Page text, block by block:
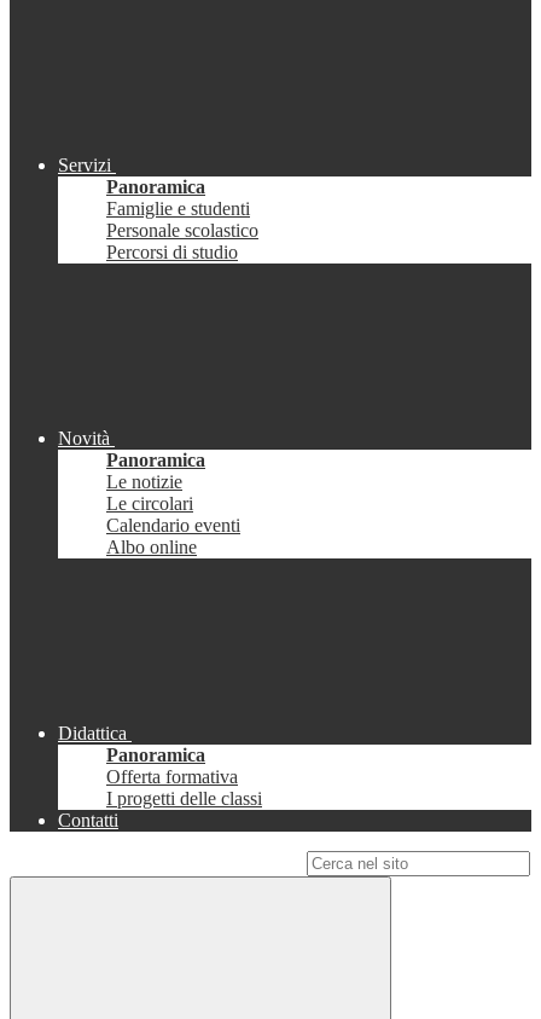
Servizi
Panoramica
Famiglie e studenti
Personale scolastico
Percorsi di studio
Novità
Panoramica
Le notizie
Le circolari
Calendario eventi
Albo online
Didattica
Panoramica
Offerta formativa
I progetti delle classi
Contatti